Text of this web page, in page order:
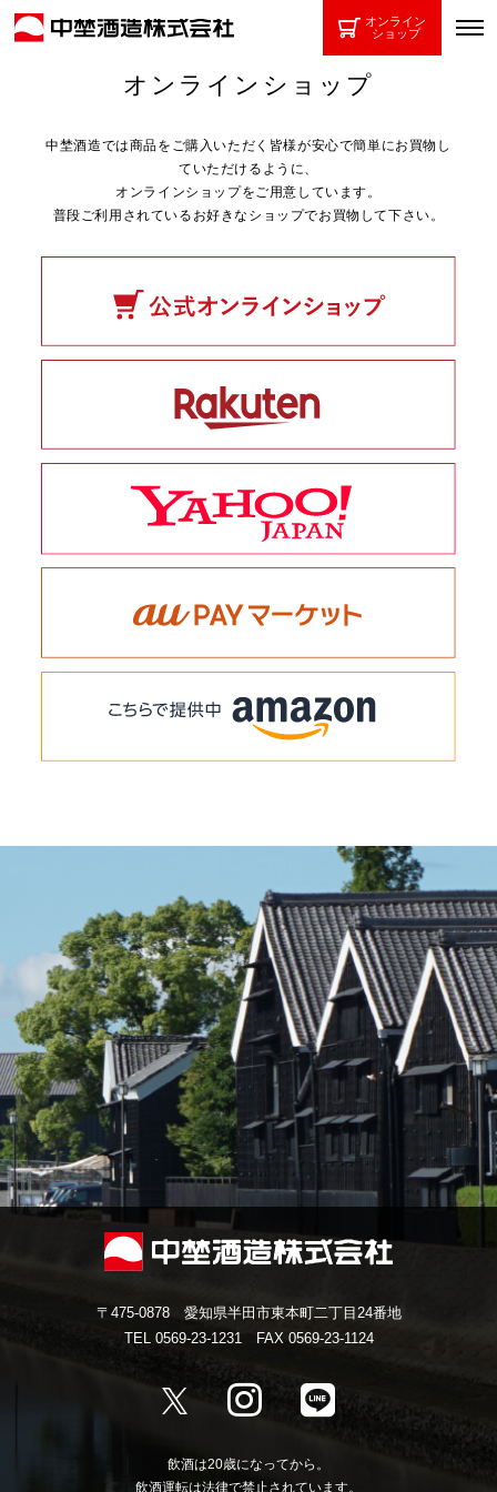
オンライン
ショップ
オンラインショップ
中埜酒造では商品をご購入いただく皆様が安心で簡単にお買物し
ていただけるように、
オンラインショップをご用意しています。
普段ご利用されているお好きなショップでお買物して下さい。
〒475-0878 愛知県半田市東本町二丁目24番地
TEL 0569-23-1231 FAX 0569-23-1124
飲酒は20歳になってから。
飲酒運転は法律で禁止されています。